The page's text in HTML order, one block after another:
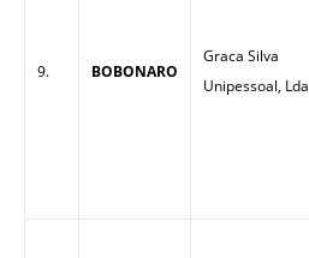
9. BOBONARO
Graca Silva
Unipessoal, Lda